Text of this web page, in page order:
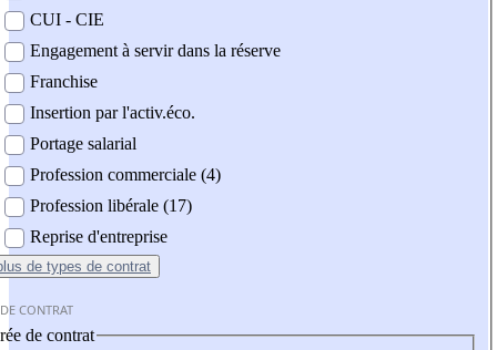
CUI - CIE
Engagement à servir dans la réserve
Franchise
Insertion par l'activ.éco.
Portage salarial
Profession commerciale (4)
Profession libérale (17)
Reprise d'entreprise
de types de contrat
CONTRAT
de contrat